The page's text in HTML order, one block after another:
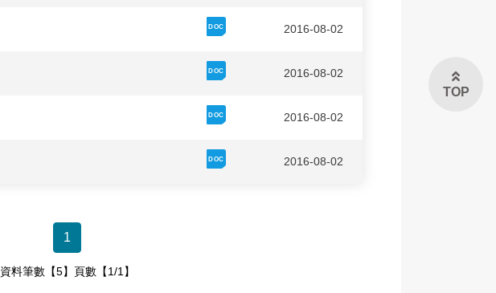
2016-08-02
2016-08-02
2016-08-02
2016-08-02
1
資料筆數【5】頁數【1/1】
TOP